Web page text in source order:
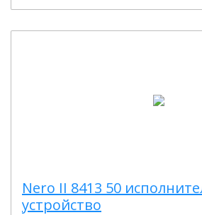
Nero II 8413 50
устройство